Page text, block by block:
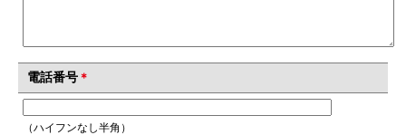
電話番号 ＊
（ハイフンなし半角）